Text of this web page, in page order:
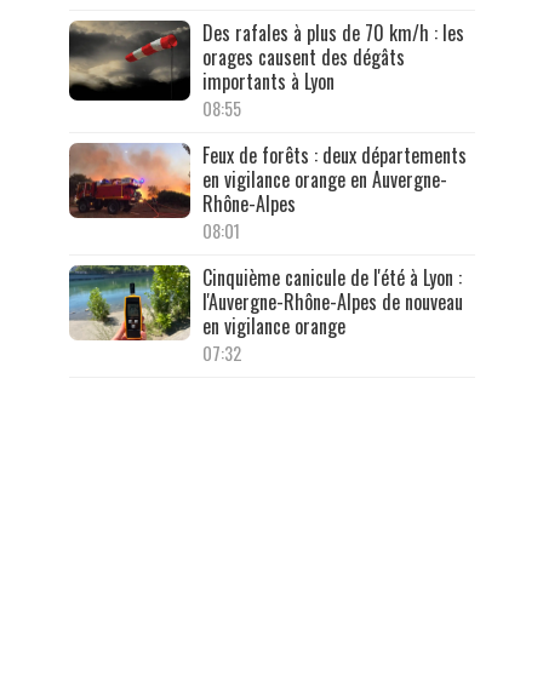
Des rafales à plus de 70 km/h : les
orages causent des dégâts
importants à Lyon
08:55
Feux de forêts : deux départements
en vigilance orange en Auvergne-
Rhône-Alpes
08:01
Cinquième canicule de l'été à Lyon :
l'Auvergne-Rhône-Alpes de nouveau
en vigilance orange
07:32